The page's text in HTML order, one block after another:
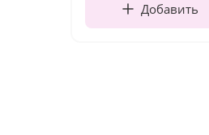
Добавить